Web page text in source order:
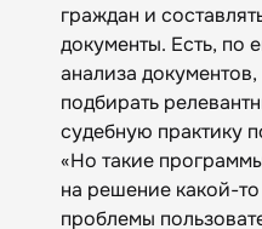
граждан и
документы. Есть, по
анализа
подбирать
судебную практику
«Но такие
на решение какой-
проблемы